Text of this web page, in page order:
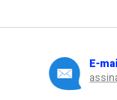
E-mail